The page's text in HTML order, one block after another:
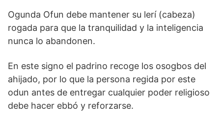
Ogunda Ofun debe mantener su lerí (cabeza)
rogada para que la tranquilidad y la inteligencia
nunca lo abandonen.
En este signo el padrino recoge los osogbos del
ahijado, por lo que la persona regida por este
odun antes de entregar cualquier poder religioso
debe hacer ebbó y reforzarse.